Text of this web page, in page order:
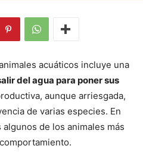
acuáticos incluye una
del agua para poner sus
aunque arriesgada,
de varias especies. En
de los animales más